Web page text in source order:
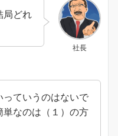
社長
局どれ
っていうのはないで
単なのは（１）の方